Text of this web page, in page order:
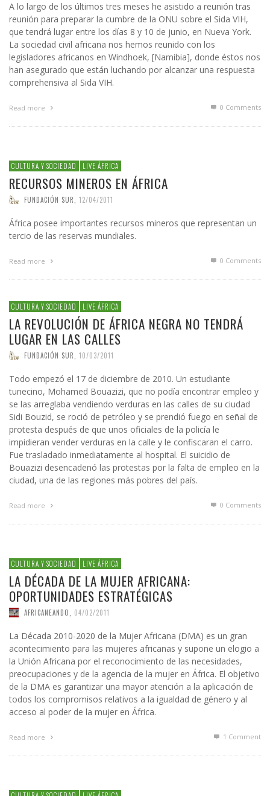
A lo largo de los últimos tres meses he asistido a reunión tras
reunión para preparar la cumbre de la ONU sobre el Sida VIH,
que tendrá lugar entre los días 8 y 10 de junio, en Nueva York.
La sociedad civil africana nos hemos reunido con los
legisladores africanos en Windhoek, [Namibia], donde éstos nos
han asegurado que están luchando por alcanzar una respuesta
comprehensiva al Sida VIH.
Read more 0 Comments
CULTURA Y SOCIEDAD LIVE ÁFRICA
RECURSOS MINEROS EN ÁFRICA
FUNDACIÓN SUR 12/04/2011
África posee importantes recursos mineros que representan un
tercio de las reservas mundiales.
Read more 0 Comments
CULTURA Y SOCIEDAD LIVE ÁFRICA
LA REVOLUCIÓN DE ÁFRICA NEGRA NO TENDRÁ
LUGAR EN LAS CALLES
FUNDACIÓN SUR 10/03/2011
Todo empezó el 17 de diciembre de 2010. Un estudiante
tunecino, Mohamed Bouazizi, que no podía encontrar empleo y
se las arreglaba vendiendo verduras en las calles de su ciudad
Sidi Bouzid, se roció de petróleo y se prendió fuego en señal de
protesta después de que unos oficiales de la policía le
impidieran vender verduras en la calle y le confiscaran el carro.
Fue trasladado inmediatamente al hospital. El suicidio de
Bouazizi desencadenó las protestas por la falta de empleo en la
ciudad, una de las regiones más pobres del país.
Read more 0 Comments
CULTURA Y SOCIEDAD LIVE ÁFRICA
LA DÉCADA DE LA MUJER AFRICANA:
OPORTUNIDADES ESTRATÉGICAS
AFRICANEANDO 04/02/2011
La Década 2010-2020 de la Mujer Africana (DMA) es un gran
acontecimiento para las mujeres africanas y supone un elogio a
la Unión Africana por el reconocimiento de las necesidades,
preocupaciones y de la agencia de la mujer en África. El objetivo
de la DMA es garantizar una mayor atención a la aplicación de
todos los compromisos relativos a la igualdad de género y al
acceso al poder de la mujer en África.
Read more 1 Comment